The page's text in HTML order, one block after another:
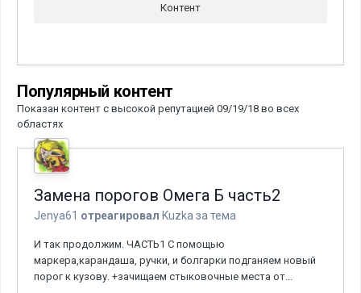
Контент
Популярный контент
Показан контент с высокой репутацией 09/19/18 во всех
областях
Замена порогов Омега Б часть2
Jenya61 отреагировал Kuzka за тема
И так продолжим. ЧАСТЬ1 С помощью
маркера,карандаша, ручки, и болгарки подганяем новый
порог к кузову. +зачищаем стыковочные места от...